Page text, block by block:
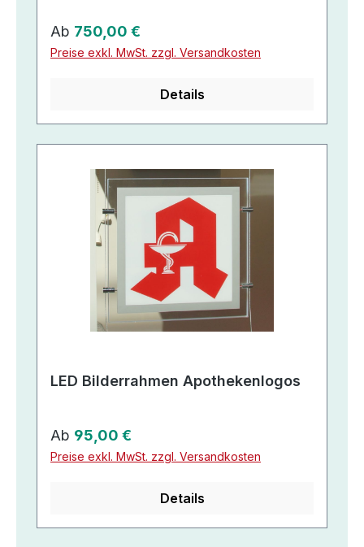
Regulärer Preis:
Ab 750,00 €
Preise exkl. MwSt. zzgl. Versandkosten
Details
LED Bilderrahmen Apothekenlogos
Regulärer Preis:
Ab 95,00 €
Preise exkl. MwSt. zzgl. Versandkosten
Details